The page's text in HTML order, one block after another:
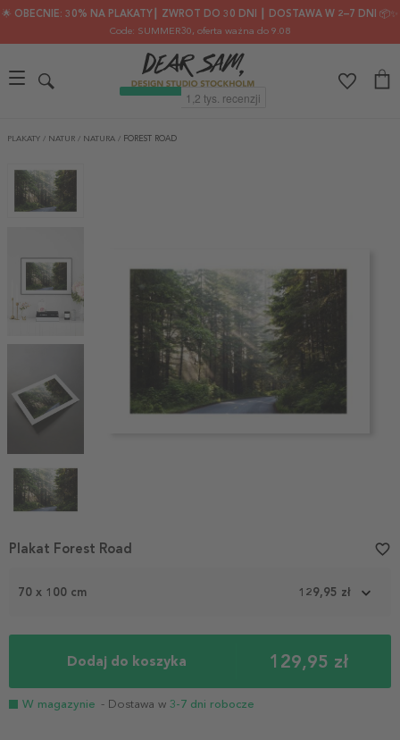
🌟 OBECNIE: 30% NA PLAKATY┃ ZWROT DO 30 DNI ┃ DOSTAWA W 2–7 DNI 📦✨
Code: SUMMER30, oferta ważna do 9.08
PLAKATY / NATUR / NATURA / FOREST ROAD
Item
4
70 x 100 cm 129,95 zł
Dodaj do koszyka 129,95 zł
W magazynie - Dostawa w 3-7 dni robocze
Plakat Forest Road favorite_border